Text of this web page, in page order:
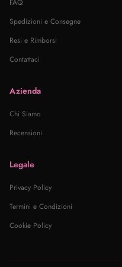
FAQ
Spedizioni e Consegne
Resi e Rimborsi
Contattaci
Azienda
Chi Siamo
Recensioni
Legale
Privacy Policy
Termini e Condizioni
Cookie Policy